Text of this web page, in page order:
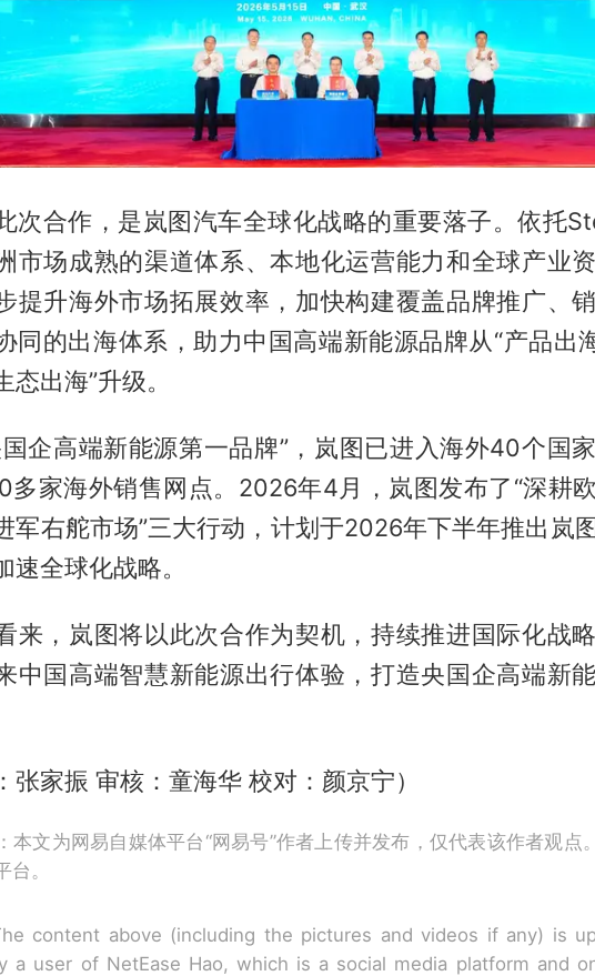
次合作，是岚图汽车全球化战略的重要落子。依托
市场成熟的渠道体系、本地化运营能力和全球产业
提升海外市场拓展效率，加快构建覆盖品牌推广、销
同的出海体系，助力中国高端新能源品牌从“产品出
态出海”升级。
企高端新能源第一品牌”，岚图已进入海外40个国
多家海外销售网点。2026年4月，岚图发布了“深耕
军右舵市场”三大行动，计划于2026年下半年推出岚
速全球化战略。
来，岚图将以此次合作为契机，持续推进国际化战
中国高端智慧新能源出行体验，打造央国企高端新
张家振 审核：童海华 校对：颜京宁）
本文为网易自媒体平台“网易号”作者上传并发布，仅代表该作者观点
台。
content above (including the pictures and videos if any) is
a user of NetEase Hao, which is a social media platform and